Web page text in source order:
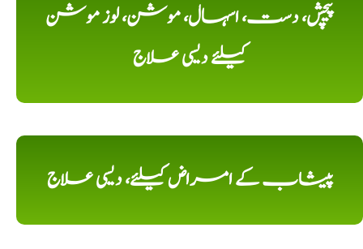
پیچش، دست، اسہال، موشن، لوز موشن
کیلئے دیسی علاج
پیشاب کے امراض کیلئے، دیسی علاج